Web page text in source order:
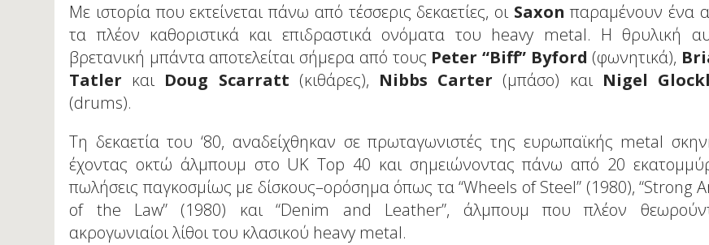
Με ιστορία που εκτείνεται πάνω από τέσσερις δεκαετίες, οι Saxon παραμένουν ένα
τα πλέον καθοριστικά και επιδραστικά ονόματα του heavy metal. Η θρυλική
βρετανική μπάντα αποτελείται σήμερα από τους Peter “Biff” Byford (φωνητικά),
Tatler και Doug Scarratt (κιθάρες), Nibbs Carter (μπάσο) και Nigel
(drums).
Τη δεκαετία του ‘80, αναδείχθηκαν σε πρωταγωνιστές της ευρωπαϊκής metal
έχοντας οκτώ άλμπουμ στο UK Top 40 και σημειώνοντας πάνω από 20
πωλήσεις παγκοσμίως με δίσκους–ορόσημα όπως τα “Wheels of Steel” (1980), “Strong
of the Law” (1980) και “Denim and Leather”, άλμπουμ που πλέον
ακρογωνιαίοι λίθοι του κλασικού heavy metal.